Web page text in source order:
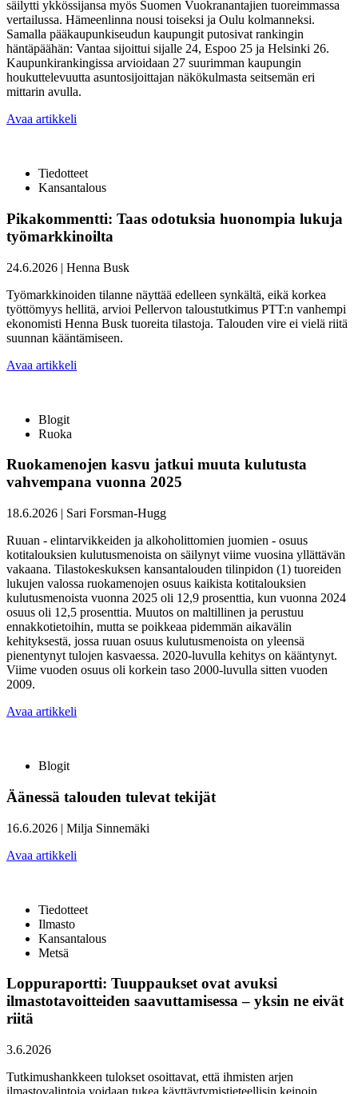
säilytti ykkössijansa myös Suomen Vuokranantajien tuoreimmassa
vertailussa. Hämeenlinna nousi toiseksi ja Oulu kolmanneksi.
Samalla pääkaupunkiseudun kaupungit putosivat rankingin
häntäpäähän: Vantaa sijoittui sijalle 24, Espoo 25 ja Helsinki 26.
Kaupunkirankingissa arvioidaan 27 suurimman kaupungin
houkuttelevuutta asuntosijoittajan näkökulmasta seitsemän eri
mittarin avulla.
Avaa artikkeli
Tiedotteet
Kansantalous
Pikakommentti: Taas odotuksia huonompia lukuja
työmarkkinoilta
24.6.2026 | Henna Busk
Työmarkkinoiden tilanne näyttää edelleen synkältä, eikä korkea
työttömyys hellitä, arvioi Pellervon taloustutkimus PTT:n vanhempi
ekonomisti Henna Busk tuoreita tilastoja. Talouden vire ei vielä riitä
suunnan kääntämiseen.
Avaa artikkeli
Blogit
Ruoka
Ruokamenojen kasvu jatkui muuta kulutusta
vahvempana vuonna 2025
18.6.2026 | Sari Forsman-Hugg
Ruuan - elintarvikkeiden ja alkoholittomien juomien - osuus
kotitalouksien kulutusmenoista on säilynyt viime vuosina yllättävän
vakaana. Tilastokeskuksen kansantalouden tilinpidon (1) tuoreiden
lukujen valossa ruokamenojen osuus kaikista kotitalouksien
kulutusmenoista vuonna 2025 oli 12,9 prosenttia, kun vuonna 2024
osuus oli 12,5 prosenttia. Muutos on maltillinen ja perustuu
ennakkotietoihin, mutta se poikkeaa pidemmän aikavälin
kehityksestä, jossa ruuan osuus kulutusmenoista on yleensä
pienentynyt tulojen kasvaessa. 2020-luvulla kehitys on kääntynyt.
Viime vuoden osuus oli korkein taso 2000-luvulla sitten vuoden
2009.
Avaa artikkeli
Blogit
Äänessä talouden tulevat tekijät
16.6.2026 | Milja Sinnemäki
Avaa artikkeli
Tiedotteet
Ilmasto
Kansantalous
Metsä
Loppuraportti: Tuuppaukset ovat avuksi
ilmastotavoitteiden saavuttamisessa – yksin ne eivät
riitä
3.6.2026
Tutkimushankkeen tulokset osoittavat, että ihmisten arjen
ilmastovalintoja voidaan tukea käyttäytymistieteellisin keinoin.